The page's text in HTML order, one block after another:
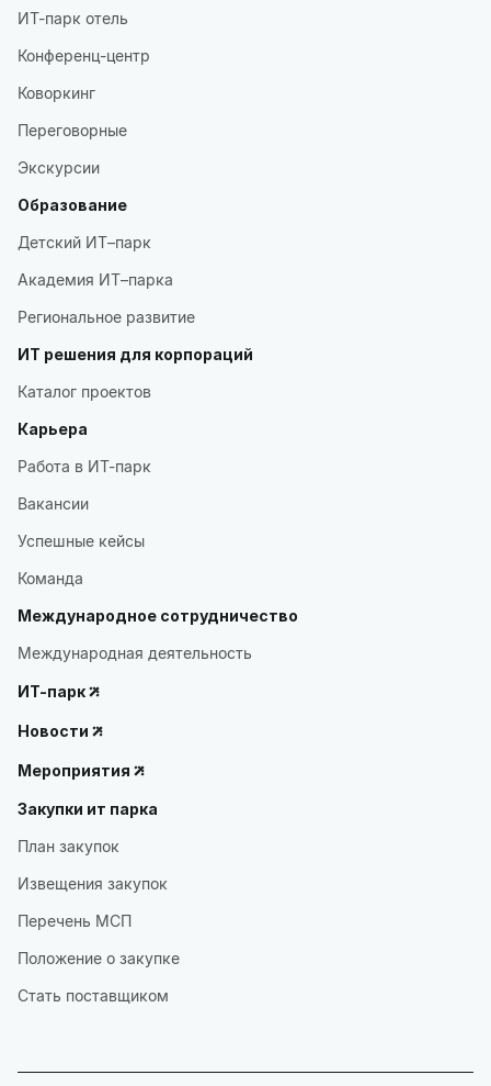
ИТ-парк отель
Конференц-центр
Коворкинг
Переговорные
Экскурсии
Образование
Детский ИТ–парк
Академия ИТ–парка
Региональное развитие
ИТ решения для корпораций
Каталог проектов
Карьера
Работа в ИТ-парк
Вакансии
Успешные кейсы
Команда
Международное сотрудничество
Международная деятельность
ИТ-парк
Новости
Мероприятия
Закупки ит парка
План закупок
Извещения закупок
Перечень МСП
Положение о закупке
Стать поставщиком